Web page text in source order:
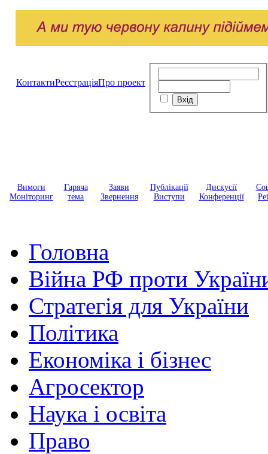
КонтактиРеєстраціяПро проект
Вимоги
Моніторинг
Гаряча
тема
Заяви
Звернення
Публікації
Виступи
Дискусії
Конференції
Головна
Війна РФ проти
Стратегія для України
Політика
Економіка і бізнес
Агросектор
Наука і освіта
Право